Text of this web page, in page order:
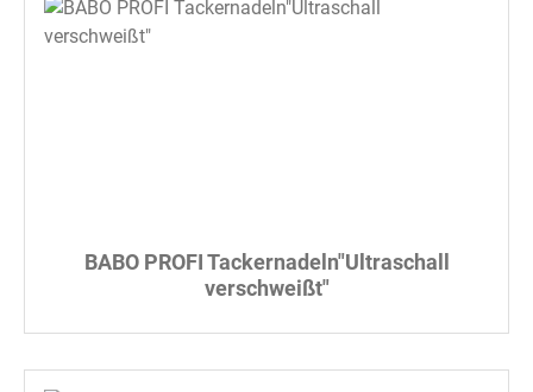
BABO PROFI Tackernadeln"Ultraschall
verschweißt"